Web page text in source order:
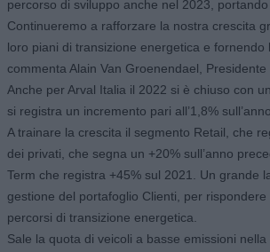
percorso di sviluppo anche nel 2023,
Continueremo a rafforzare la nostra crescita
loro piani di transizione energetica e fornendo
commenta Alain Van Groenendael, Presidente
Anche per Arval Italia il 2022 si è chiuso con
si registra un incremento pari all’1,8%
A trainare la crescita il segmento Retail, che
dei privati, che segna un +20% sull’anno
Term che registra +45% sul 2021. Un grande
gestione del portafoglio Clienti, per
percorsi di transizione energetica.
Sale la quota di veicoli a basse emissioni